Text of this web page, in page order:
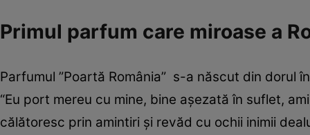
Primul parfum care miroase a
Parfumul ”Poartă România” s-a născut din dorul
“Eu port mereu cu mine, bine aşezată în suflet,
călătoresc prin amintiri şi revăd cu ochii inimii